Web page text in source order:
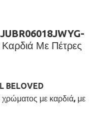
Με Πέτρες
BELOVED
με καρδιά, με